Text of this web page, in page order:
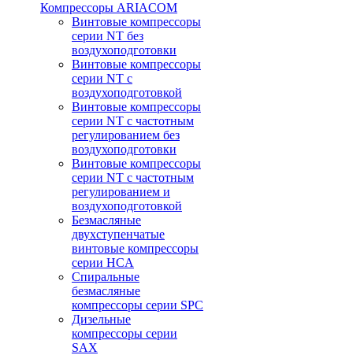
Компрессоры ARIACOM
Винтовые компрессоры
серии NT без
воздухоподготовки
Винтовые компрессоры
серии NT c
воздухоподготовкой
Винтовые компрессоры
серии NT с частотным
регулированием без
воздухоподготовки
Винтовые компрессоры
серии NT с частотным
регулированием и
воздухоподготовкой
Безмасляные
двухступенчатые
винтовые компрессоры
серии HCA
Спиральные
безмасляные
компрессоры серии SPC
Дизельные
компрессоры серии
SAX